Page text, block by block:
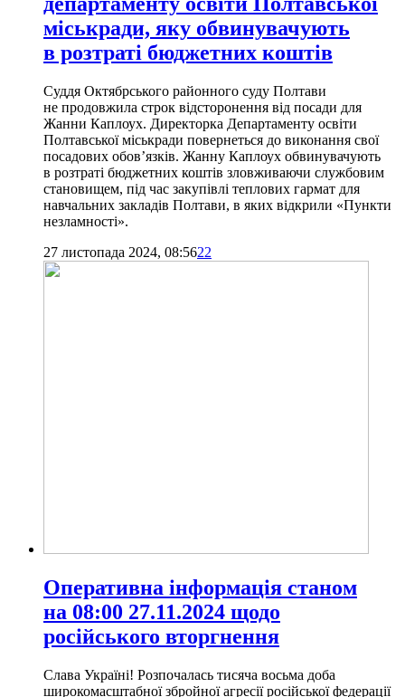
міськради, яку обвинувачують
в розтраті бюджетних коштів
Суддя Октябрського районного суду Полтави
не продовжила строк відсторонення від посади для
Жанни Каплоух. Директорка Департаменту освіти
Полтавської міськради повернеться до виконання свої
посадових обов’язків. Жанну Каплоух обвинувачують
в розтраті бюджетних коштів зловживаючи службовим
становищем, під час закупівлі теплових гармат для
навчальних закладів Полтави, в яких відкрили «Пункти
незламності».
27 листопада 2024, 08:5622
Оперативна інформація станом
на 08:00 27.11.2024 щодо
російського вторгнення
Слава Україні! Розпочалась тисяча восьма доба
широкомасштабної збройної агресії російської федерації